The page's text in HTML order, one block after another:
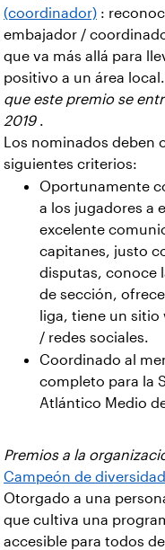
(coordinador) :
embajador /
que va más allá para
positivo a un área local.
que este premio se
2019.
Los nominados deben
siguientes criterios:
Oportunamente
a los jugadores a
excelente
capitanes, justo
disputas, conoce
de sección,
liga, tiene un sitio
/ redes sociales.
Coordinado al
completo para la
Atlántico Medio
Premios a la
Campeón de
Otorgado a una
que cultiva una
accesible para todos